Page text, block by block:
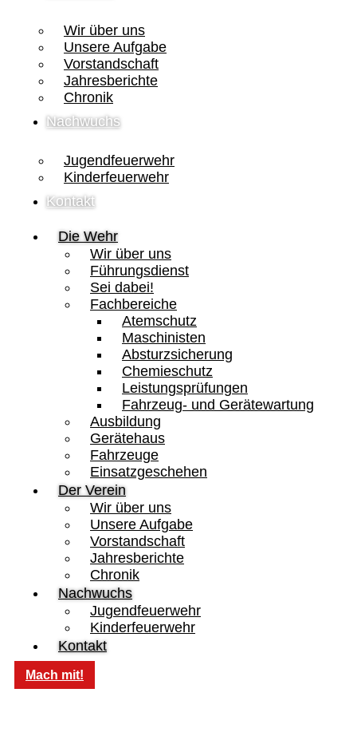
Wir über uns
Unsere Aufgabe
Vorstandschaft
Jahresberichte
Chronik
Nachwuchs
Jugendfeuerwehr
Kinderfeuerwehr
Kontakt
Die Wehr
Wir über uns
Führungsdienst
Sei dabei!
Fachbereiche
Atemschutz
Maschinisten
Absturzsicherung
Chemieschutz
Leistungsprüfungen
Fahrzeug- und Gerätewartung
Ausbildung
Gerätehaus
Fahrzeuge
Einsatzgeschehen
Der Verein
Wir über uns
Unsere Aufgabe
Vorstandschaft
Jahresberichte
Chronik
Nachwuchs
Jugendfeuerwehr
Kinderfeuerwehr
Kontakt
Mach mit!